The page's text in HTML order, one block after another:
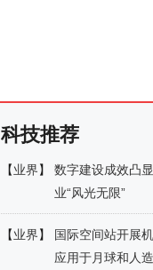
科技推荐
【业界】
数字建设成效凸
业“风光无限”
【业界】
国际空间站开展
应用于月球和人